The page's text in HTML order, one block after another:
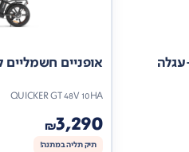
אופניים חשמליים
QUICKER GT 48V 10HA
₪3,290
תיק תליה במתנה!